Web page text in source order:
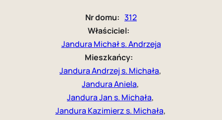
Nr domu: 312
Właściciel:
Jandura Michał s. Andrzeja
Mieszkańcy:
Jandura Andrzej s. Michała,
Jandura Aniela,
Jandura Jan s. Michała,
Jandura Kazimierz s. Michała,